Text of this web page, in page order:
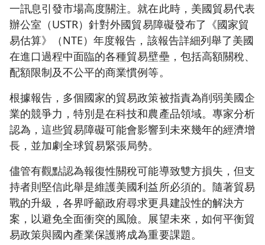
一訊息引發市場高度關注。就在此時，美國貿易代表
辦公室（USTR）針對外國貿易障礙發布了《國家貿
易估算》（NTE）年度報告，該報告詳細列舉了美國
在進口過程中面臨的各種貿易壁壘，包括高額關稅、
配額限制及不公平的商業慣例等。
根據報告，多個國家的貿易政策被指責為削弱美國企
業的競爭力，特別是在科技和農產品領域。專家分析
認為，這些貿易障礙可能會影響到未來幾年的經濟增
長，並加劇全球貿易緊張局勢。
儘管有觀點認為報復性關稅可能導致雙方損失，但支
持者則堅信此舉是維護美國利益所必須的。隨著貿易
戰的升級，各界呼籲政府尋求更具建設性的解決方
案，以避免全面衝突的風險。展望未來，如何平衡貿
易政策與國內產業保護將成為重要課題。